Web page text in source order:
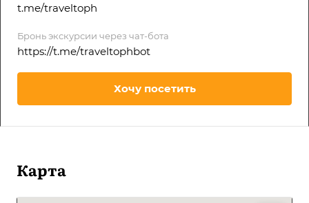
t.me/traveltoph
Бронь экскурсии через чат-бота
https://t.me/traveltophbot
Хочу посетить
Карта